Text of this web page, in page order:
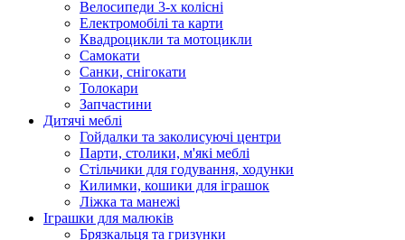
Велосипеди 3-х колісні
Електромобілі та карти
Квадроцикли та мотоцикли
Самокати
Санки, снігокати
Толокари
Запчастини
Дитячі меблі
Гойдалки та заколисуючі центри
Парти, столики, м'які меблі
Стільчики для годування, ходунки
Килимки, кошики для іграшок
Ліжка та манежі
Іграшки для малюків
Брязкальця та гризунки